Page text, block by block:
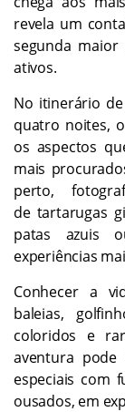
revela um
segunda
ativos.
No itinerário
quatro noites,
os aspectos
mais
perto,
de tartarugas
patas azuis
experiências
Conhecer a
baleias,
coloridos e
aventura
especiais com
ousados, em